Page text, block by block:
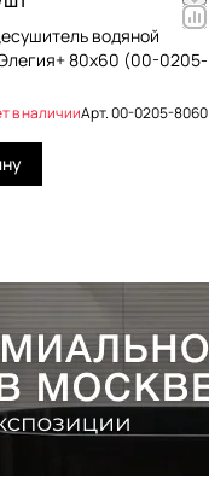
водяной
80x60 (00-0205-
в наличииАрт.00-0205-8060